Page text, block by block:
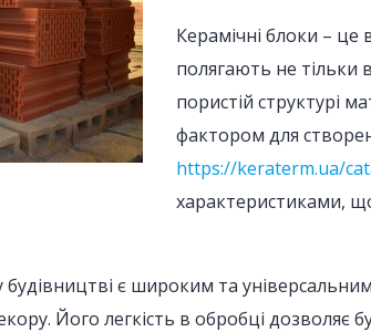
Керамічні блоки – це
полягають не тільки
пористій структурі
фактором для
https://keraterm.ua/
характеристиками,
є широким та
Його легкість в обробці дозволяє